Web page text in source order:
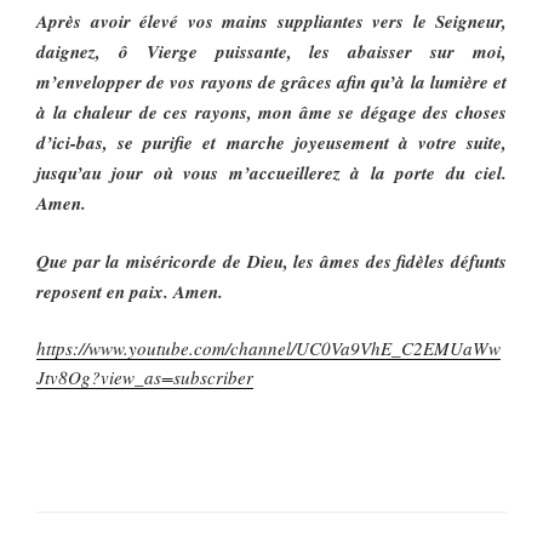
Après avoir élevé vos mains suppliantes vers le Seigneur,
daignez, ô Vierge puissante, les abaisser sur moi,
m’envelopper de vos rayons de grâces afin qu’à la lumière et
à la chaleur de ces rayons, mon âme se dégage des choses
d’ici-bas, se purifie et marche joyeusement à votre suite,
jusqu’au jour où vous m’accueillerez à la porte du ciel.
Amen.
Que par la miséricorde de Dieu, les âmes des fidèles défunts
reposent en paix. Amen.
https://www.youtube.com/channel/UC0Va9VhE_C2EMUaWw
Jtv8Og?view_as=subscriber